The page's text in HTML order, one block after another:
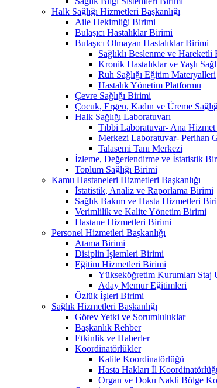
Halk Sağlığı Hizmetleri Başkanlığı
Aile Hekimliği Birimi
Bulaşıcı Hastalıklar Birimi
Bulaşıcı Olmayan Hastalıklar Birimi
Sağlıklı Beslenme ve
Kronik Hastalıklar ve Yaşlı
Ruh Sağlığı Eğitim Materyalleri
Hastalık Yönetim Platformu
Çevre Sağlığı Birimi
Çocuk, Ergen, Kadın ve Üreme
Halk Sağlığı Laboratuvarı
Tıbbi Laboratuvar- Ana Hizmet
Merkezi Laboratuvar- Perihan
Talasemi Tanı Merkezi
İzleme, Değerlendirme ve İstatistik
Toplum Sağlığı Birimi
Kamu Hastaneleri Hizmetleri Başkanlığı
İstatistik, Analiz ve Raporlama Birimi
Sağlık Bakım ve Hasta Hizmetleri
Verimlilik ve Kalite Yönetim Birimi
Hastane Hizmetleri Birimi
Personel Hizmetleri Başkanlığı
Atama Birimi
Disiplin İşlemleri Birimi
Eğitim Hizmetleri Birimi
Yükseköğretim Kurumları Staj
Aday Memur Eğitimleri
Özlük İşleri Birimi
Sağlık Hizmetleri Başkanlığı
Görev Yetki ve Sorumluluklar
Başkanlık Rehber
Etkinlik ve Haberler
Koordinatörlükler
Kalite Koordinatörlüğü
Hasta Hakları İl
Organ ve Doku Nakli Bölge